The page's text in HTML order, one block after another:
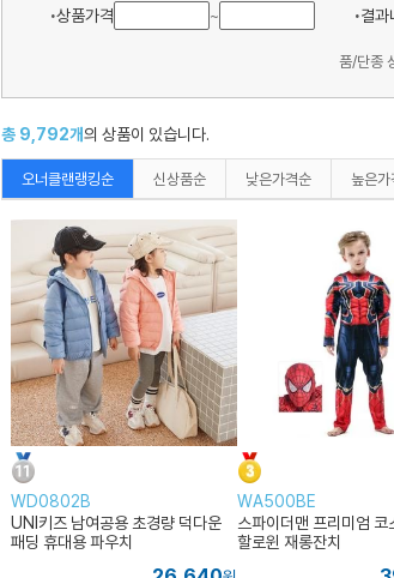
상품가격
~ 결과
품/단종
총 9,792개의 상품이 있습니다.
오너클랜랭킹순 신상품순 낮은가격순 높은
WD0802B
UNI키즈 남여공용 초경량 덕다운
패딩 휴대용 파우치
WA500BE
스파이더맨 프리미엄 코
할로윈 재롱잔치